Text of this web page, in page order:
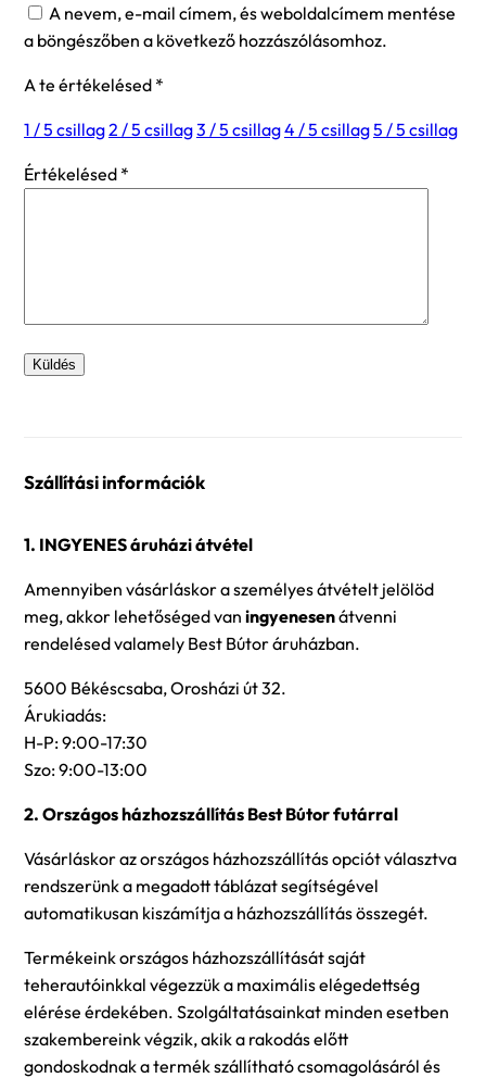
A nevem, e-mail címem, és weboldalcímem mentése
a böngészőben a következő hozzászólásomhoz.
A te értékelésed *
1 / 5 csillag2 / 5 csillag3 / 5 csillag4 / 5 csillag5 / 5 csillag
Értékelésed *
Szállítási információk
1. INGYENES áruházi átvétel
Amennyiben vásárláskor a személyes átvételt jelölöd
meg, akkor lehetőséged van ingyenesenátvenni
rendelésed valamely Best Bútor áruházban.
5600 Békéscsaba, Orosházi út 32.
Árukiadás:
H-P: 9:00-17:30
Szo: 9:00-13:00
2. Országos házhozszállítás Best Bútor futárral
Vásárláskor az országos házhozszállítás opciót választva
rendszerünk a megadott táblázat segítségével
automatikusan kiszámítja a házhozszállítás összegét.
Termékeink országos házhozszállítását saját
teherautóinkkal végezzük a maximális elégedettség
elérése érdekében. Szolgáltatásainkat minden esetben
szakembereink végzik, akik a rakodás előtt
gondoskodnak a termék szállítható csomagolásáról és